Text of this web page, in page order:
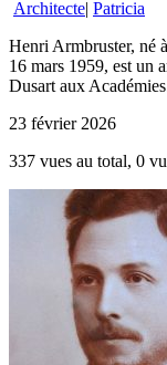
Architecte| Patricia
Henri Armbruster, né
16 mars 1959, est un
Dusart aux
23 février 2026
337 vues au total, 0